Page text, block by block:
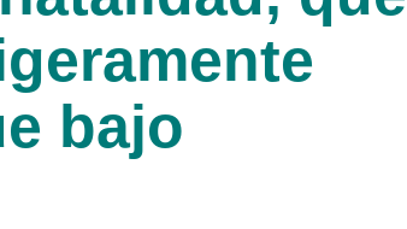
bajo